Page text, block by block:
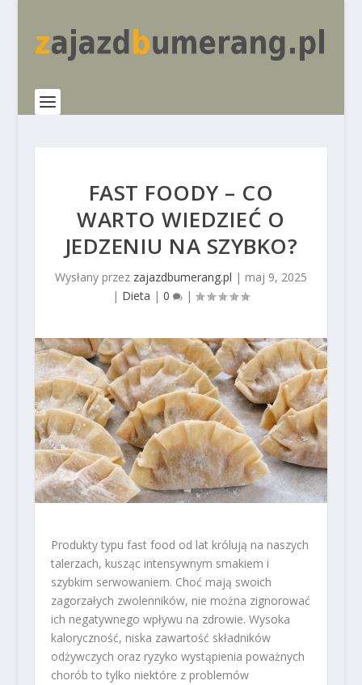
FAST FOODY – CO
WARTO WIEDZIEĆ O
JEDZENIU NA SZYBKO?
Wysłany przez zajazdbumerang.pl | maj 9, 2025
| Dieta |0 |
Produkty typu fast food od lat królują na naszych
talerzach, kusząc intensywnym smakiem i
szybkim serwowaniem. Choć mają swoich
zagorzałych zwolenników, nie można zignorować
ich negatywnego wpływu na zdrowie. Wysoka
kaloryczność, niska zawartość składników
odżywczych oraz ryzyko wystąpienia poważnych
chorób to tylko niektóre z problemów